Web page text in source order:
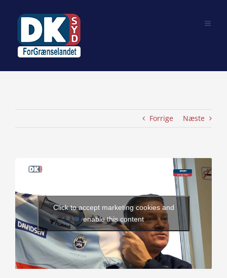
Forrige Næste
View
Image
Click to accept marketing cookies and
enable this content